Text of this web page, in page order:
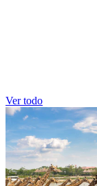
Ver todo